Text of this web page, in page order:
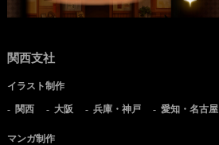
関西支社
イラスト制作
関西 大阪 兵庫・神戸 愛知・名古屋
マンガ制作